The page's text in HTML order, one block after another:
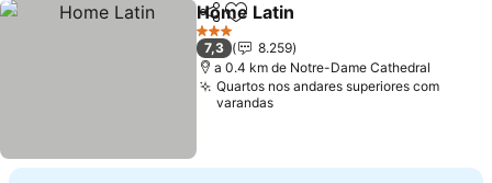
PartilharAdicionar aos favoritos
Home Latin
3 Estrelas
7,3
8.259
a 0.4 km de Notre-Dame Cathedral
Quartos nos andares superiores com
varandas